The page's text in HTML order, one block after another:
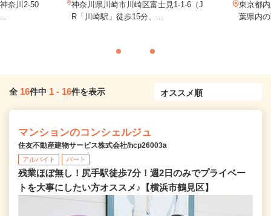
奈川2-50
神奈川県川崎市川崎区富士見1-1-6（J
R「川崎駅」徒歩15分、...
東京都
葉県内
全 16件中 1 - 16件を表示
マンションのコンシェルジュ
住友不動産建物サービス株式会社/hcp26003a
アルバイト パート
残業ほぼ無し！尻手駅徒歩7分！週2日のみでプライベー
トを大事にしたい方オススメ♪【横浜市鶴見区】